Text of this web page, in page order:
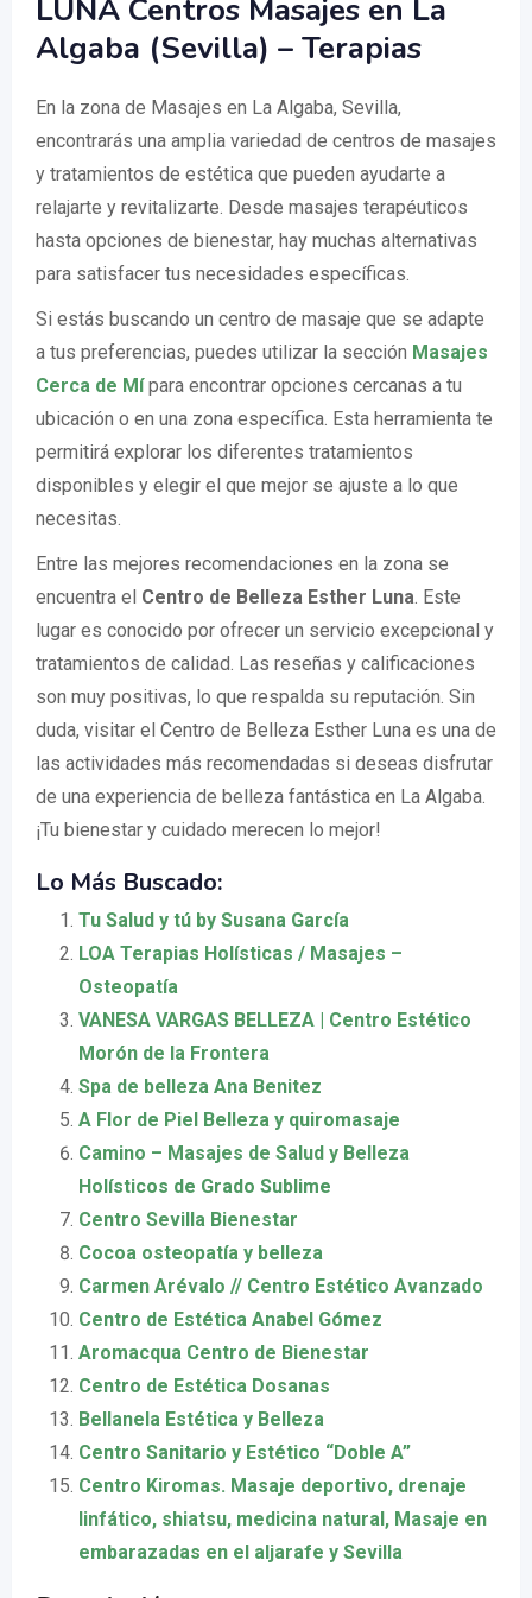
LUNA Centros Masajes en La
Algaba (Sevilla) – Terapias
En la zona de Masajes en La Algaba, Sevilla,
encontrarás una amplia variedad de centros de masajes
y tratamientos de estética que pueden ayudarte a
relajarte y revitalizarte. Desde masajes terapéuticos
hasta opciones de bienestar, hay muchas alternativas
para satisfacer tus necesidades específicas.
Si estás buscando un centro de masaje que se adapte
a tus preferencias, puedes utilizar la sección Masajes
Cerca de Mípara encontrar opciones cercanas a tu
ubicación o en una zona específica. Esta herramienta te
permitirá explorar los diferentes tratamientos
disponibles y elegir el que mejor se ajuste a lo que
necesitas.
Entre las mejores recomendaciones en la zona se
encuentra el Centro de Belleza Esther Luna. Este
lugar es conocido por ofrecer un servicio excepcional y
tratamientos de calidad. Las reseñas y calificaciones
son muy positivas, lo que respalda su reputación. Sin
duda, visitar el Centro de Belleza Esther Luna es una de
las actividades más recomendadas si deseas disfrutar
de una experiencia de belleza fantástica en La Algaba.
¡Tu bienestar y cuidado merecen lo mejor!
Lo Más Buscado:
Tu Salud y tú by Susana García
LOA Terapias Holísticas / Masajes –
Osteopatía
VANESA VARGAS BELLEZA | Centro Estético
Morón de la Frontera
Spa de belleza Ana Benitez
A Flor de Piel Belleza y quiromasaje
Camino – Masajes de Salud y Belleza
Holísticos de Grado Sublime
Centro Sevilla Bienestar
Cocoa osteopatía y belleza
Carmen Arévalo // Centro Estético Avanzado
Centro de Estética Anabel Gómez
Aromacqua Centro de Bienestar
Centro de Estética Dosanas
Bellanela Estética y Belleza
Centro Sanitario y Estético “Doble A”
Centro Kiromas. Masaje deportivo, drenaje
linfático, shiatsu, medicina natural, Masaje en
embarazadas en el aljarafe y Sevilla